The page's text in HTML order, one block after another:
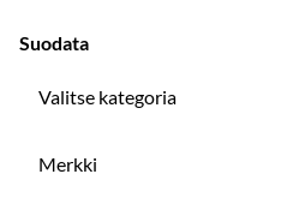
Suodata
Valitse kategoria
Merkki